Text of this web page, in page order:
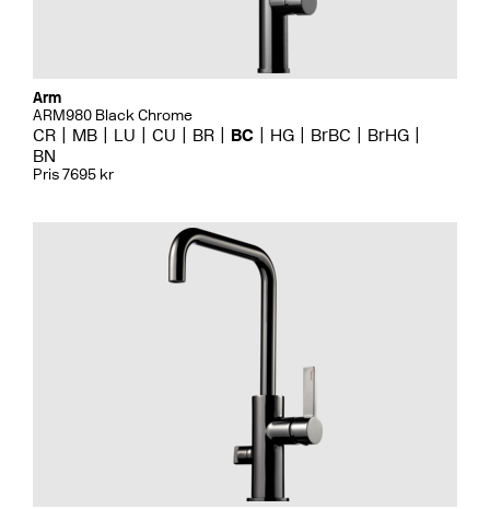
Arm
ARM980 Black Chrome
CR MB LU CU BR BC HG BrBC
BrHG
BN
Pris 7695 kr